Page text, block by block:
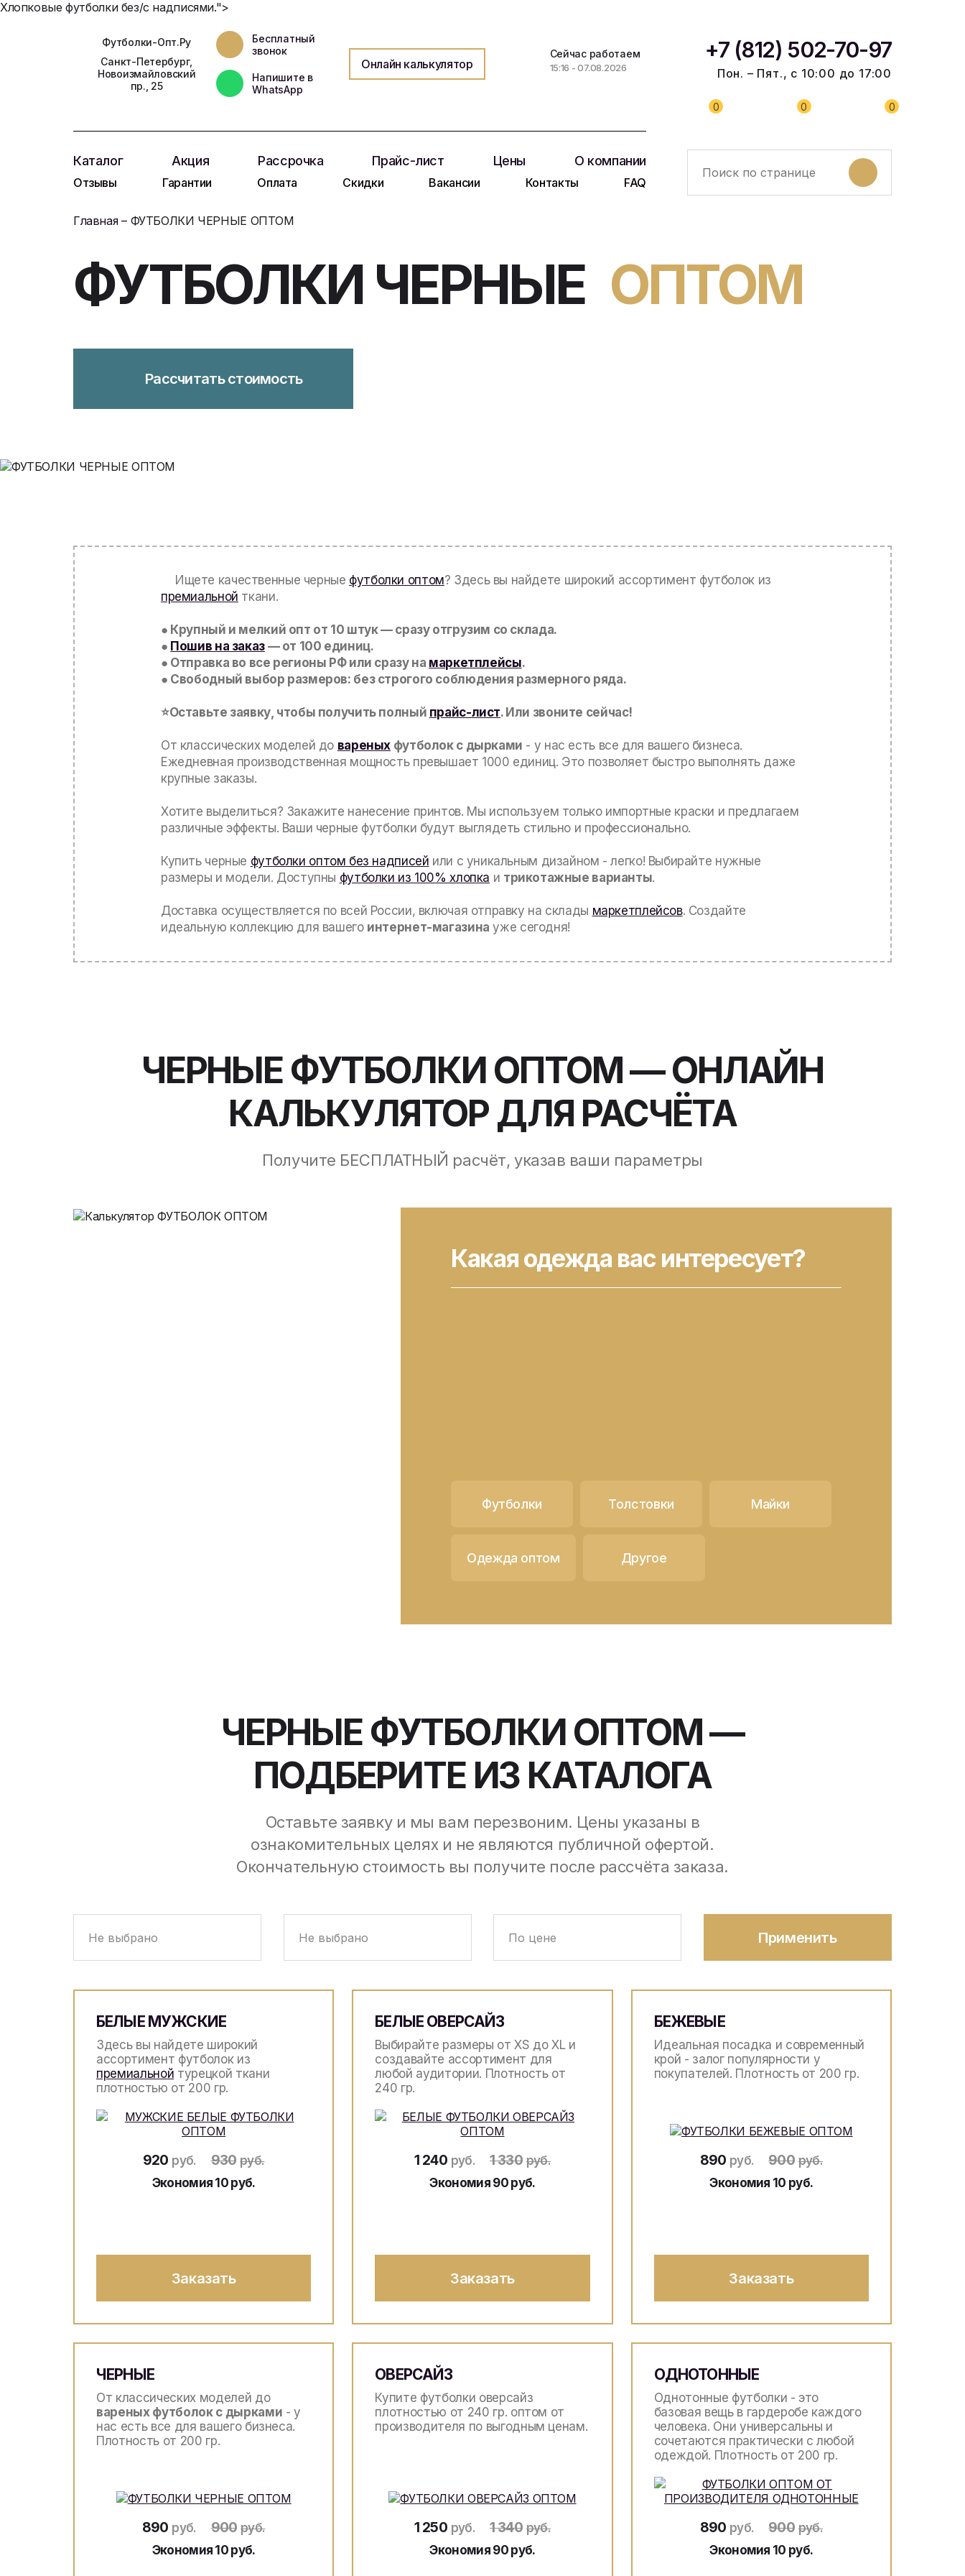
Хлопковые футболки без/с надписями.">
Футболки-Опт.Ру
Санкт-Петербург,
Новоизмайловский
пр., 25
Бесплатный
звонок
Напишите в
WhatsApp
Онлайн калькулятор
Сейчас работаем
15:16 - 07.08.2026
+7 (812) 502-70-97
Пон. – Пят., с 10:00 до 17:00
0 0 0
Каталог Акция Рассрочка Прайс-лист Цены О компании
Отзывы Гарантии Оплата Скидки Вакансии Контакты FAQ
Главная ФУТБОЛКИ ЧЕРНЫЕ ОПТОМ
ФУТБОЛКИ ЧЕРНЫЕ ОПТОМ
Рассчитать стоимость
Ищете качественные черные футболки оптом? Здесь вы найдете широкий ассортимент футболок из
премиальной ткани.
● Крупный и мелкий опт от 10 штук — сразу отгрузим со склада.
● Пошив на заказ— от 100 единиц.
● Отправка во все регионы РФ или сразу на маркетплейсы.
● Свободный выбор размеров: без строгого соблюдения размерного ряда.
⭐Оставьте заявку, чтобы получить полный прайс-лист. Или звоните сейчас!
От классических моделей до вареных футболок с дырками - у нас есть все для вашего бизнеса.
Ежедневная производственная мощность превышает 1000 единиц. Это позволяет быстро выполнять даже
крупные заказы.
Хотите выделиться? Закажите нанесение принтов. Мы используем только импортные краски и предлагаем
различные эффекты. Ваши черные футболки будут выглядеть стильно и профессионально.
Купить черные футболки оптом без надписей или с уникальным дизайном - легко! Выбирайте нужные
размеры и модели. Доступны футболки из 100% хлопка и трикотажные варианты.
Доставка осуществляется по всей России, включая отправку на склады маркетплейсов. Создайте
идеальную коллекцию для вашего интернет-магазина уже сегодня!
ЧЕРНЫЕ ФУТБОЛКИ ОПТОМ — ОНЛАЙН
КАЛЬКУЛЯТОР ДЛЯ РАСЧЁТА
Получите БЕСПЛАТНЫЙ расчёт, указав ваши параметры
Какая одежда вас интересует?
Футболки Толстовки Майки
Одежда оптом Другое
ЧЕРНЫЕ ФУТБОЛКИ ОПТОМ —
ПОДБЕРИТЕ ИЗ КАТАЛОГА
Оставьте заявку и мы вам перезвоним. Цены указаны в
ознакомительных целях и не являются публичной офертой.
Окончательную стоимость вы получите после рассчёта заказа.
Применить
БЕЛЫЕ МУЖСКИЕ
Здесь вы найдете широкий
ассортимент футболок из
премиальной турецкой ткани
плотностью от 200 гр.
920 руб. 930 руб.
Экономия 10 руб.
Заказать
БЕЛЫЕ ОВЕРСАЙЗ
Выбирайте размеры от XS до XL и
создавайте ассортимент для
любой аудитории. Плотность от
240 гр.
1 240 руб. 1 330 руб.
Экономия 90 руб.
Заказать
БЕЖЕВЫЕ
Идеальная посадка и современный
крой - залог популярности у
покупателей. Плотность от 200 гр.
890 руб. 900 руб.
Экономия 10 руб.
Заказать
ЧЕРНЫЕ
От классических моделей до
вареных футболок с дырками - у
нас есть все для вашего бизнеса.
Плотность от 200 гр.
890 руб. 900 руб.
Экономия 10 руб.
ОВЕРСАЙЗ
Купите футболки оверсайз
плотностью от 240 гр. оптом от
производителя по выгодным ценам.
1 250 руб. 1 340 руб.
Экономия 90 руб.
ОДНОТОННЫЕ
Однотонные футболки - это
базовая вещь в гардеробе каждого
человека. Они универсальны и
сочетаются практически с любой
одеждой. Плотность от 200 гр.
890 руб. 900 руб.
Экономия 10 руб.